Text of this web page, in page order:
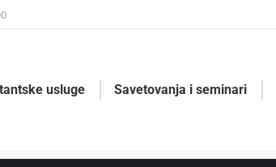
usluge Savetovanja i seminari